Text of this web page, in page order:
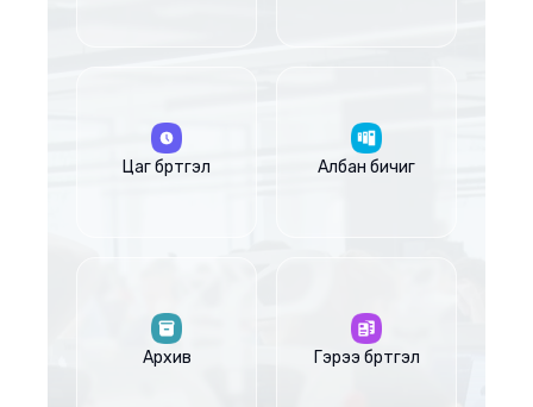
Цаг бүртгэл Албан бичиг
Архив Гэрээ бүртгэл